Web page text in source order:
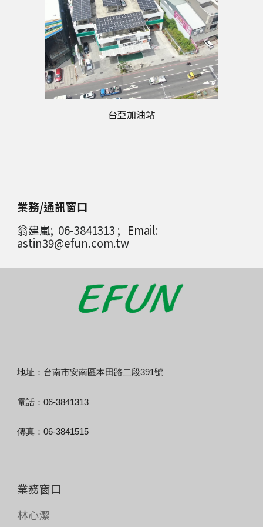
台亞加油站
業務/通訊窗口
翁建嵐; 06-3841313 ; Email:
astin39@efun.com.tw
地址：台南市安南區本田路二段391號
電話：06-3841313
傳真：06-3841515
業務窗口
林心潔